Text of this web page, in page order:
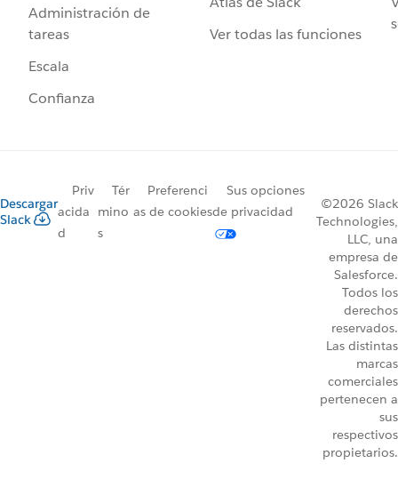
Administración de
tareas
Escala
Confianza
Ver todas las funciones
Descargar
Slack
Priv
acida
d
Tér
mino
s
Preferenci
as de cookies
Sus opciones
de privacidad
©2026 Slack
Technologies,
LLC, una
empresa de
Salesforce.
Todos los
derechos
reservados.
Las distintas
marcas
comerciales
pertenecen a
sus
respectivos
propietarios.